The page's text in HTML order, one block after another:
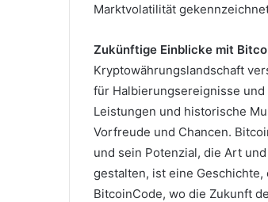
Marktvolatilität
Zukünftige Einblicke mit
Kryptowährungslandschaft
für Halbierungsereignisse
Leistungen und historische
Vorfreude und Chancen.
und sein Potenzial, die Art
gestalten, ist eine
BitcoinCode, wo die Zukunft